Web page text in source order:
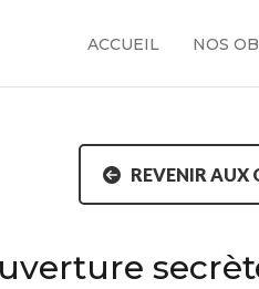
ACCUEIL NOS
REVENIR AUX